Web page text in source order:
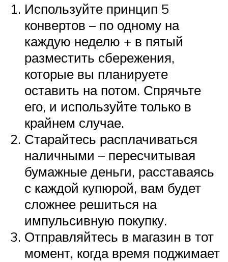
Используйте принцип 5
конвертов – по одному на
каждую неделю + в пятый
разместить сбережения,
которые вы планируете
оставить на потом. Спрячьте
его, и используйте только в
крайнем случае.
Старайтесь расплачиваться
наличными – пересчитывая
бумажные деньги, расставаясь
с каждой купюрой, вам будет
сложнее решиться на
импульсивную покупку.
Отправляйтесь в магазин в тот
момент, когда время поджимает